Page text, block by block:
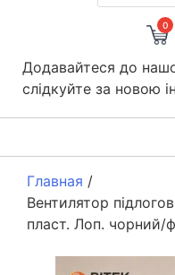
0
Додавайтеся до
слідкуйте за новою
Главная /
Вентилятор
пласт. Лоп. чорний/